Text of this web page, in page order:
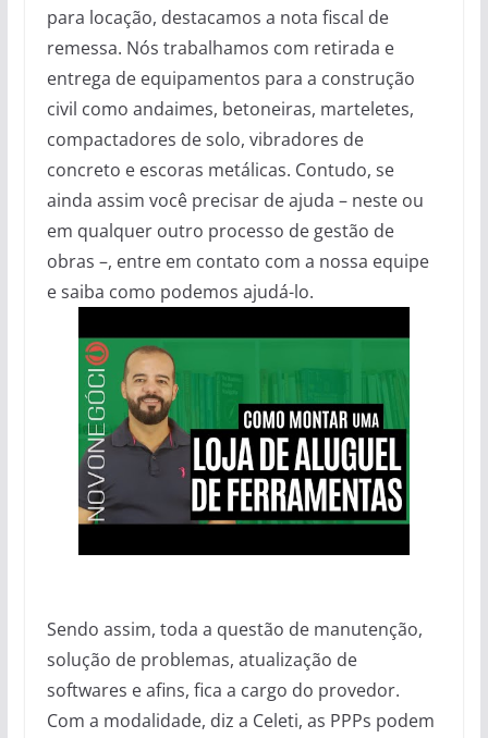
para locação, destacamos a nota fiscal de
remessa. Nós trabalhamos com retirada e
entrega de equipamentos para a construção
civil como andaimes, betoneiras, marteletes,
compactadores de solo, vibradores de
concreto e escoras metálicas. Contudo, se
ainda assim você precisar de ajuda – neste ou
em qualquer outro processo de gestão de
obras –, entre em contato com a nossa equipe
e saiba como podemos ajudá-lo.
Sendo assim, toda a questão de manutenção,
solução de problemas, atualização de
softwares e afins, fica a cargo do provedor.
Com a modalidade, diz a Celeti, as PPPs podem